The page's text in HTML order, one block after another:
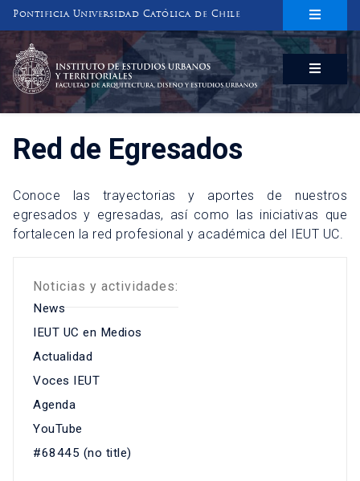
Pontificia Universidad Católica de Chile
INSTITUTO DE ESTUDIOS URBANOS
Y TERRITORIALES
FACULTAD DE ARQUITECTURA, DISEÑO Y ESTUDIOS URBANOS
Red de Egresados
Conoce las trayectorias y aportes de nuestros
egresados y egresadas, así como las iniciativas que
fortalecen la red profesional y académica del IEUT UC.
Noticias y actividades:
News
IEUT UC en Medios
Actualidad
Voces IEUT
Agenda
YouTube
#68445 (no title)